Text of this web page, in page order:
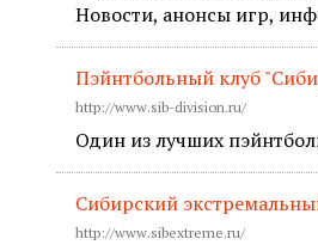
Новости, анонсы игр,
Пэйнтбольный клуб
http://www.sib-division.ru/
Один из лучших
Сибирский
http://www.sibextreme.ru/